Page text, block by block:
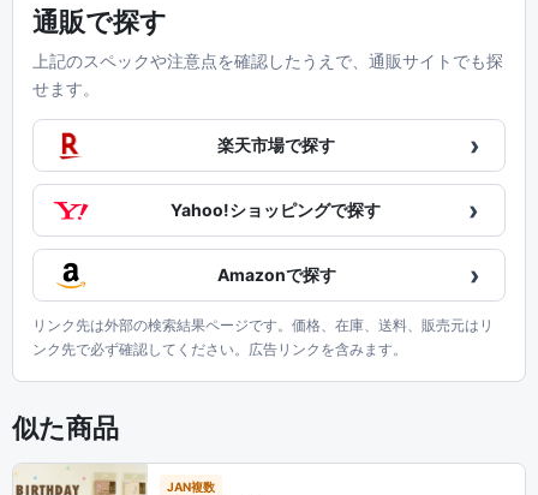
通販で探す
上記のスペックや注意点を確認したうえで、通販サイトでも探
せます。
楽天市場で探す ›
Yahoo!ショッピングで探す ›
Amazonで探す ›
リンク先は外部の検索結果ページです。価格、在庫、送料、販売元はリ
ンク先で必ず確認してください。広告リンクを含みます。
似た商品
JAN複数